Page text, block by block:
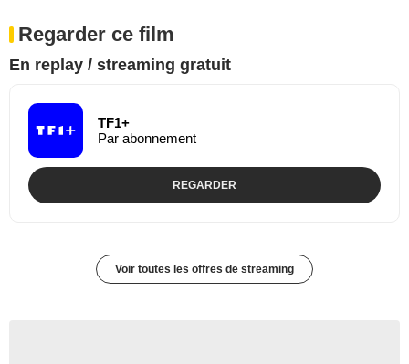
Regarder ce film
En replay / streaming gratuit
TF1+
Par abonnement
REGARDER
Voir toutes les offres de streaming